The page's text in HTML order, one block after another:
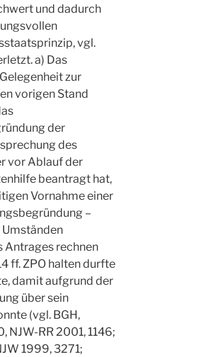
und dadurch
vgl.
a) Das
zur
vorigen Stand
der
des
vor Ablauf der
beantragt hat,
Vornahme einer
–
Umständen
Antrages rechnen
ff. ZPO halten durfte
damit aufgrund der
über sein
(vgl. BGH,
NJW-RR 2001, 1146;
1999, 3271;